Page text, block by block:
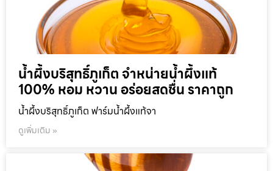
น้ำผึ้งบริสุทธิ์ภูเก็ต จำหน่ายน้ำผึ้งแท้
100% หอม หวาน อร่อยสดชื่น ราคาถูก
น้ำผึ้งบริสุทธิ์ภูเก็ต ฟาร์มน้ำผึ้งแท้จา
ดูเพิ่มเติม »